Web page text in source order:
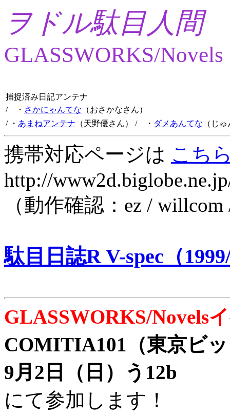
ヲドル駄目人間
GLASSWORKS/Novels
捕捉済み日記アンテナ
/ ・ さかにゃんてな （おさかなさん）
/ ・ あまねアンテナ （天野優さん） / ・ ダメあんてな （じ
携帯対応ページは こち
http://
（動作確認：ez /
駄目日誌R V-spec（
GLASSWORKS/Novels
COMITIA101（東京ビ
9月2日（日）う12b
にて参加します！